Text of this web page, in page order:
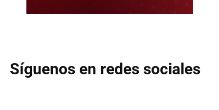
Síguenos en redes sociales